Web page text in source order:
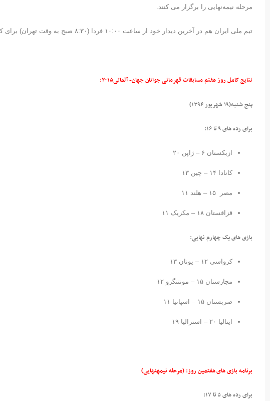
مرحله نیمه‌نهایی را برگزار می کنند.
تیم ملی ایران هم در آخرین دیدار خود از ساعت ۱۰:۰۰ فردا (۸:۳۰ صبح به وقت تهران) برای کسب مقام هفدهم به مصاف آفریقای جنوبی می رود.
نتایج کامل روز هفتم مسابقات قهرمانی جوانان جهان- آلماتی۲۰۱۵:
پنج شنبه(١٩ شهریور ۱۳۹۴)
برای رده های ۹ تا ۱۶:
ازبکستان ۶ – ژاپن ۲۰
کانادا ۱۴ – چین ۱۳
مصر ۱۵ – هلند ۱۱
قزاقستان ۱۸ – مکزیک ۱۱
بازی های یک چهارم نهایی:
کرواسی ۱۲ – یونان ۱۳
مجارستان ۱۵ – مونتنگرو ۱۲
صربستان ۱۵ – اسپانیا ۱۱
ایتالیا ۲۰ – استرالیا ۱۹
برنامه بازی هایهفتمین روز: (مرحله نیمهنهایی)
برای رده های ۵ تا ۱۷: